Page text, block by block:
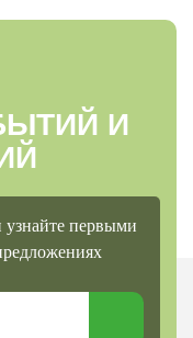
И
первыми